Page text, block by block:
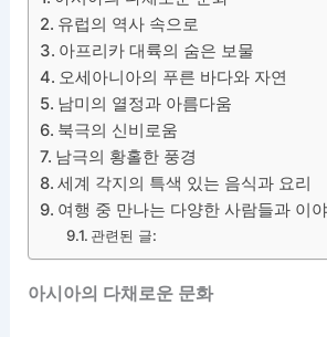
유럽의 역사 속으로
아프리카 대륙의 숨은 보물
오세아니아의 푸른 바다와 자연
남미의 열정과 아름다움
북극의 신비로움
남극의 황홀한 풍경
세계 각지의 특색 있는 음식과 요리
여행 중 만나는 다양한 사람들과 이
관련된 글:
아시아의 다채로운 문화